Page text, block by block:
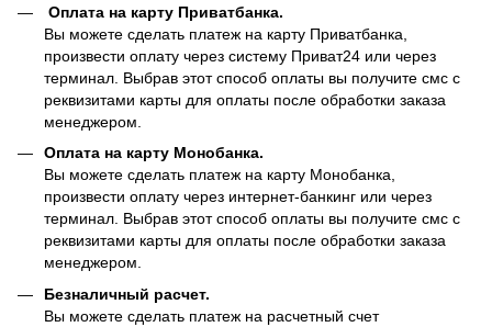
Оплата на карту Приватбанка.
Вы можете сделать платеж на карту Приватбанка,
произвести оплату через систему Приват24 или через
терминал. Выбрав этот способ оплаты вы получите смс с
реквизитами карты для оплаты после обработки заказа
менеджером.
Оплата на карту Монобанка.
Вы можете сделать платеж на карту Монобанка,
произвести оплату через интернет-банкинг или через
терминал. Выбрав этот способ оплаты вы получите смс с
реквизитами карты для оплаты после обработки заказа
менеджером.
Безналичный расчет.
Вы можете сделать платеж на расчетный счет